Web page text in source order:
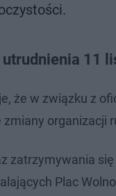
11
że w związku z
organizacji
zatrzymywania
Plac